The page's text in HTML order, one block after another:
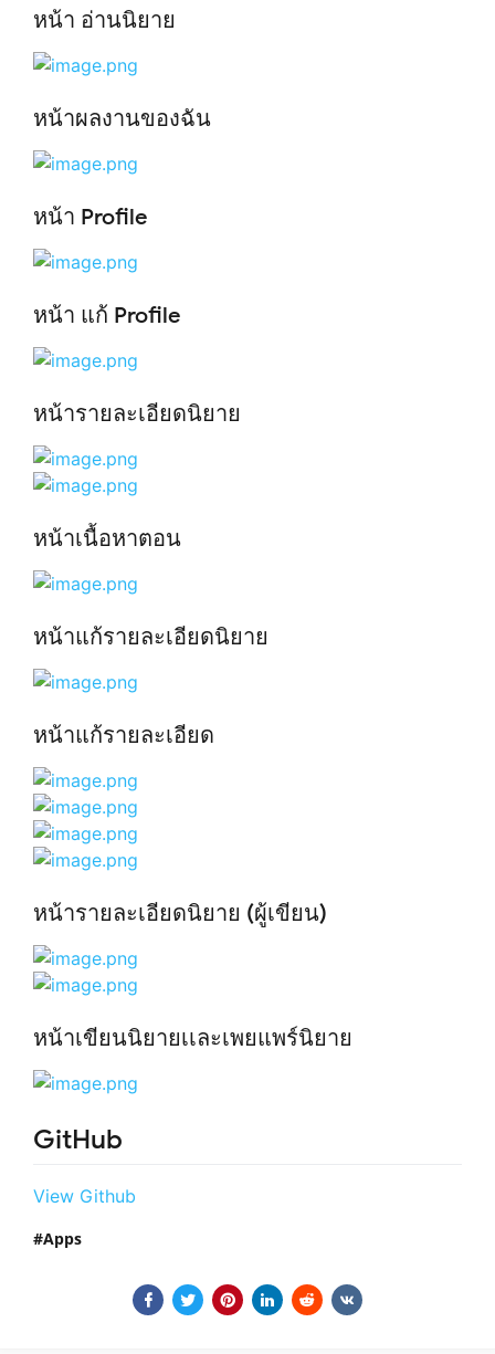
หน้า อ่านนิยาย
หน้าผลงานของฉัน
หน้า Profile
หน้า แก้ Profile
หน้ารายละเอียดนิยาย
หน้าเนื้อหาตอน
หน้าแก้รายละเอียดนิยาย
หน้าแก้รายละเอียด
หน้ารายละเอียดนิยาย (ผู้เขียน)
หน้าเขียนนิยายเเละเพยแพร์นิยาย
GitHub
View Github
Apps